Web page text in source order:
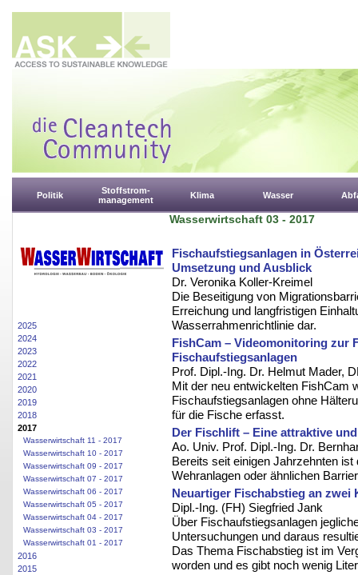
Politik
Stoffstrom-
management
Klima Wasser
2025
2024
2023
2022
2021
2020
2019
2018
2017
Wasserwirtschaft 11 - 2017
Wasserwirtschaft 10 - 2017
Wasserwirtschaft 09 - 2017
Wasserwirtschaft 07 - 2017
Wasserwirtschaft 06 - 2017
Wasserwirtschaft 05 - 2017
Wasserwirtschaft 04 - 2017
Wasserwirtschaft 03 - 2017
Wasserwirtschaft 01 - 2017
2016
2015
Wasserwirtschaft 03 - 2017
Fischaufstiegsanlagen in
Umsetzung und Ausblick
Dr. Veronika Koller-Kreimel
Die Beseitigung von
Erreichung und langfristigen
Wasserrahmenrichtlinie dar.
FishCam – Videomonitoring zur
Fischaufstiegsanlagen
Prof. Dipl.-Ing. Dr. Helmut Mader,
Mit der neu entwickelten FishCam
Fischaufstiegsanlagen ohne
für die Fische erfasst.
Der Fischlift – Eine attraktive
Ao. Univ. Prof. Dipl.-Ing. Dr.
Bereits seit einigen Jahrzehnten
Wehranlagen oder ähnlichen
Neuartiger Fischabstieg an zwei
Dipl.-Ing. (FH) Siegfried Jank
Über Fischaufstiegsanlagen
Untersuchungen und daraus
Das Thema Fischabstieg ist im
worden und es gibt noch wenig